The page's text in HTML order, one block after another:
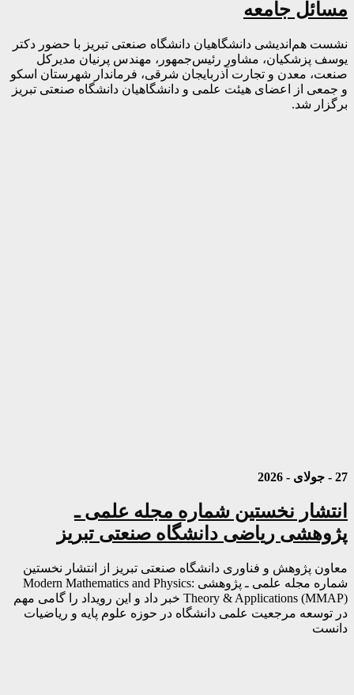
مسائل جامعه
نشست هم‌اندیشی دانشگاهیان دانشگاه صنعتی تبریز با حضور دکتر
یوسف پزشکیان، مشاور رئیس‌جمهور، مهندس پرنیان مدیرکل
صنعت، معدن و تجارت آذربایجان شرقی، فرماندار شهرستان اسکو
و جمعی از اعضای هیئت علمی و دانشگاهیان دانشگاه صنعتی تبریز
برگزار شد.
27 - جولای - 2026
انتشار نخستین شماره مجله علمی ـ
پژوهشی ریاضی دانشگاه صنعتی تبریز
معاون پژوهش و فناوری دانشگاه صنعتی تبریز از انتشار نخستین
شماره مجله علمی ـ پژوهشی Modern Mathematics and Physics:
Theory & Applications (MMAP) خبر داد و این رویداد را گامی مهم
در توسعه مرجعیت علمی دانشگاه در حوزه علوم پایه و ریاضیات
دانست